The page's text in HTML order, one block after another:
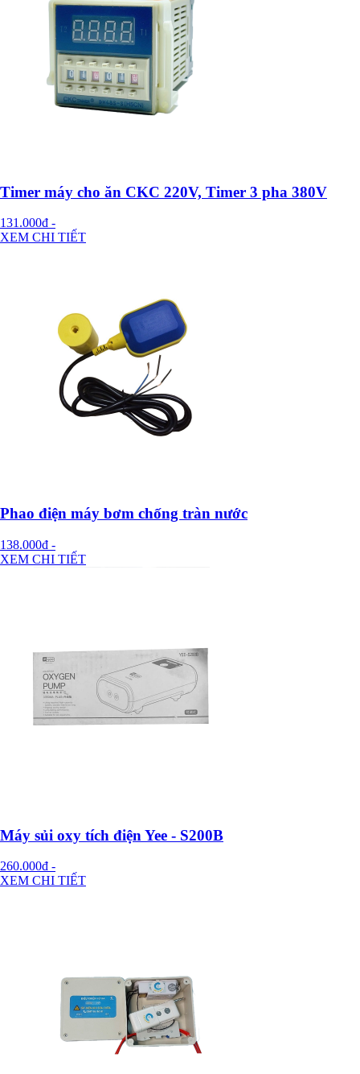
Timer máy cho ăn CKC 220V, Timer 3 pha 380V
131.000đ -
XEM CHI TIẾT
Phao điện máy bơm chống tràn nước
138.000đ -
XEM CHI TIẾT
Máy sủi oxy tích điện Yee - S200B
260.000đ -
XEM CHI TIẾT